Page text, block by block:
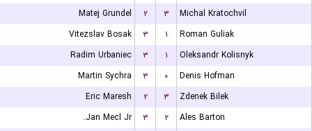
Matej Grundel
۲ ۳
Michal Kratochvil
Vitezslav Bosak
۳ ۱
Roman Guliak
Radim Urbaniec
۳ ۱
Oleksandr Kolisnyk
Martin Sychra
۳ ۰
Denis Hofman
Eric Maresh
۲ ۳
Zdenek Bilek
Jan Mecl Jr.
۳ ۲
Ales Barton